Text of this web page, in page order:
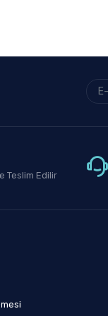
Teslim Edilir